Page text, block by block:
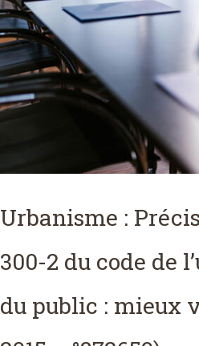
Urbanisme :
300-2 du code de
du public : mieux